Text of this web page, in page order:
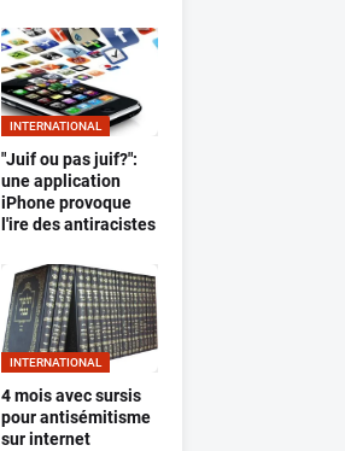
INTERNATIONAL
"Juif ou pas juif?":
une application
iPhone provoque
l'ire des antiracistes
INTERNATIONAL
4 mois avec sursis
pour antisémitisme
sur internet